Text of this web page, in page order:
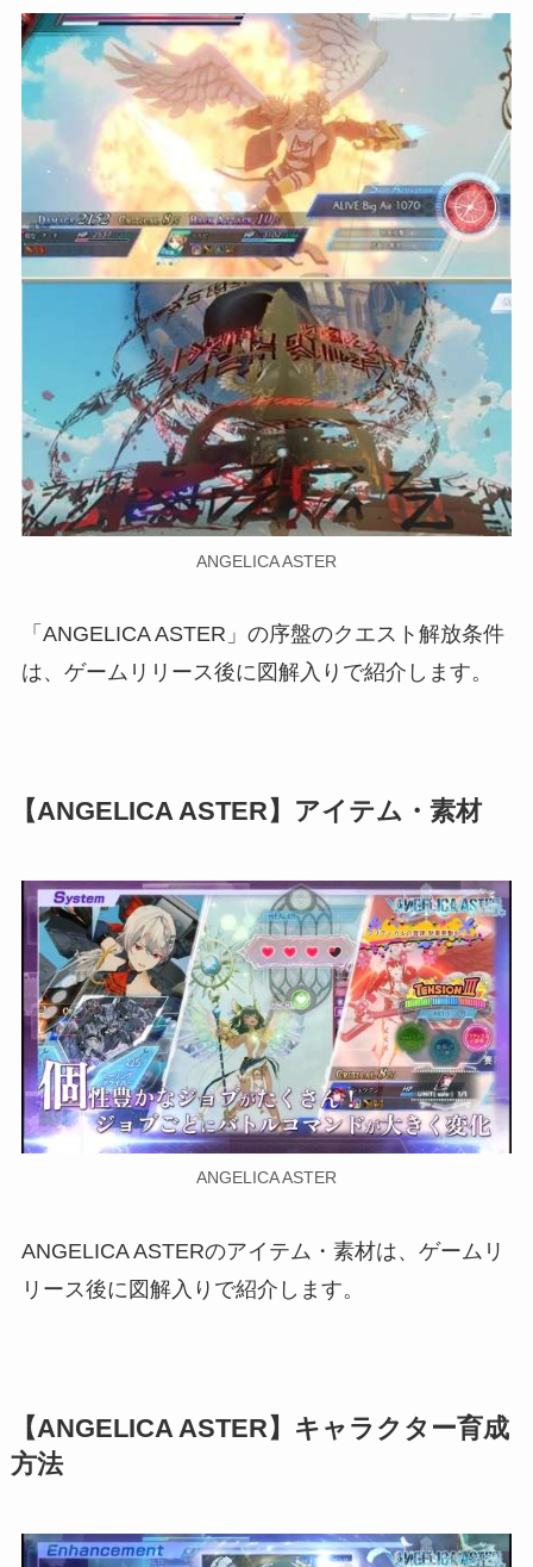
ANGELICA ASTER
「ANGELICA ASTER」の序盤のクエスト解放条件
は、ゲームリリース後に図解入りで紹介します。
【ANGELICA ASTER】アイテム・素材
ANGELICA ASTER
ANGELICA ASTERのアイテム・素材は、ゲームリ
リース後に図解入りで紹介します。
【ANGELICA ASTER】キャラクター育成
方法